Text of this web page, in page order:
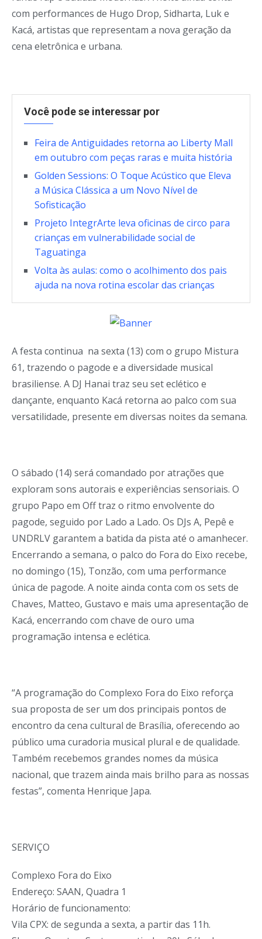
com performances de Hugo Drop, Sidharta, Luk e
Kacá, artistas que representam a nova geração da
cena eletrônica e urbana.
Você pode se interessar por
Feira de Antiguidades retorna ao Liberty Mall
em outubro com peças raras e muita história
Golden Sessions: O Toque Acústico que Eleva
a Música Clássica a um Novo Nível de
Sofisticação
Projeto IntegrArte leva oficinas de circo para
crianças em vulnerabilidade social de
Taguatinga
Volta às aulas: como o acolhimento dos pais
ajuda na nova rotina escolar das crianças
A festa continua na sexta (13) com o grupo Mistura
61, trazendo o pagode e a diversidade musical
brasiliense. A DJ Hanai traz seu set eclético e
dançante, enquanto Kacá retorna ao palco com sua
versatilidade, presente em diversas noites da semana.
O sábado (14) será comandado por atrações que
exploram sons autorais e experiências sensoriais. O
grupo Papo em Off traz o ritmo envolvente do
pagode, seguido por Lado a Lado. Os DJs A, Pepê e
UNDRLV garantem a batida da pista até o amanhecer.
Encerrando a semana, o palco do Fora do Eixo recebe,
no domingo (15), Tonzão, com uma performance
única de pagode. A noite ainda conta com os sets de
Chaves, Matteo, Gustavo e mais uma apresentação de
Kacá, encerrando com chave de ouro uma
programação intensa e eclética.
“A programação do Complexo Fora do Eixo reforça
sua proposta de ser um dos principais pontos de
encontro da cena cultural de Brasília, oferecendo ao
público uma curadoria musical plural e de qualidade.
Também recebemos grandes nomes da música
nacional, que trazem ainda mais brilho para as nossas
festas”, comenta Henrique Japa.
SERVIÇO
Complexo Fora do Eixo
Endereço: SAAN, Quadra 1
Horário de funcionamento:
Vila CPX: de segunda a sexta, a partir das 11h.